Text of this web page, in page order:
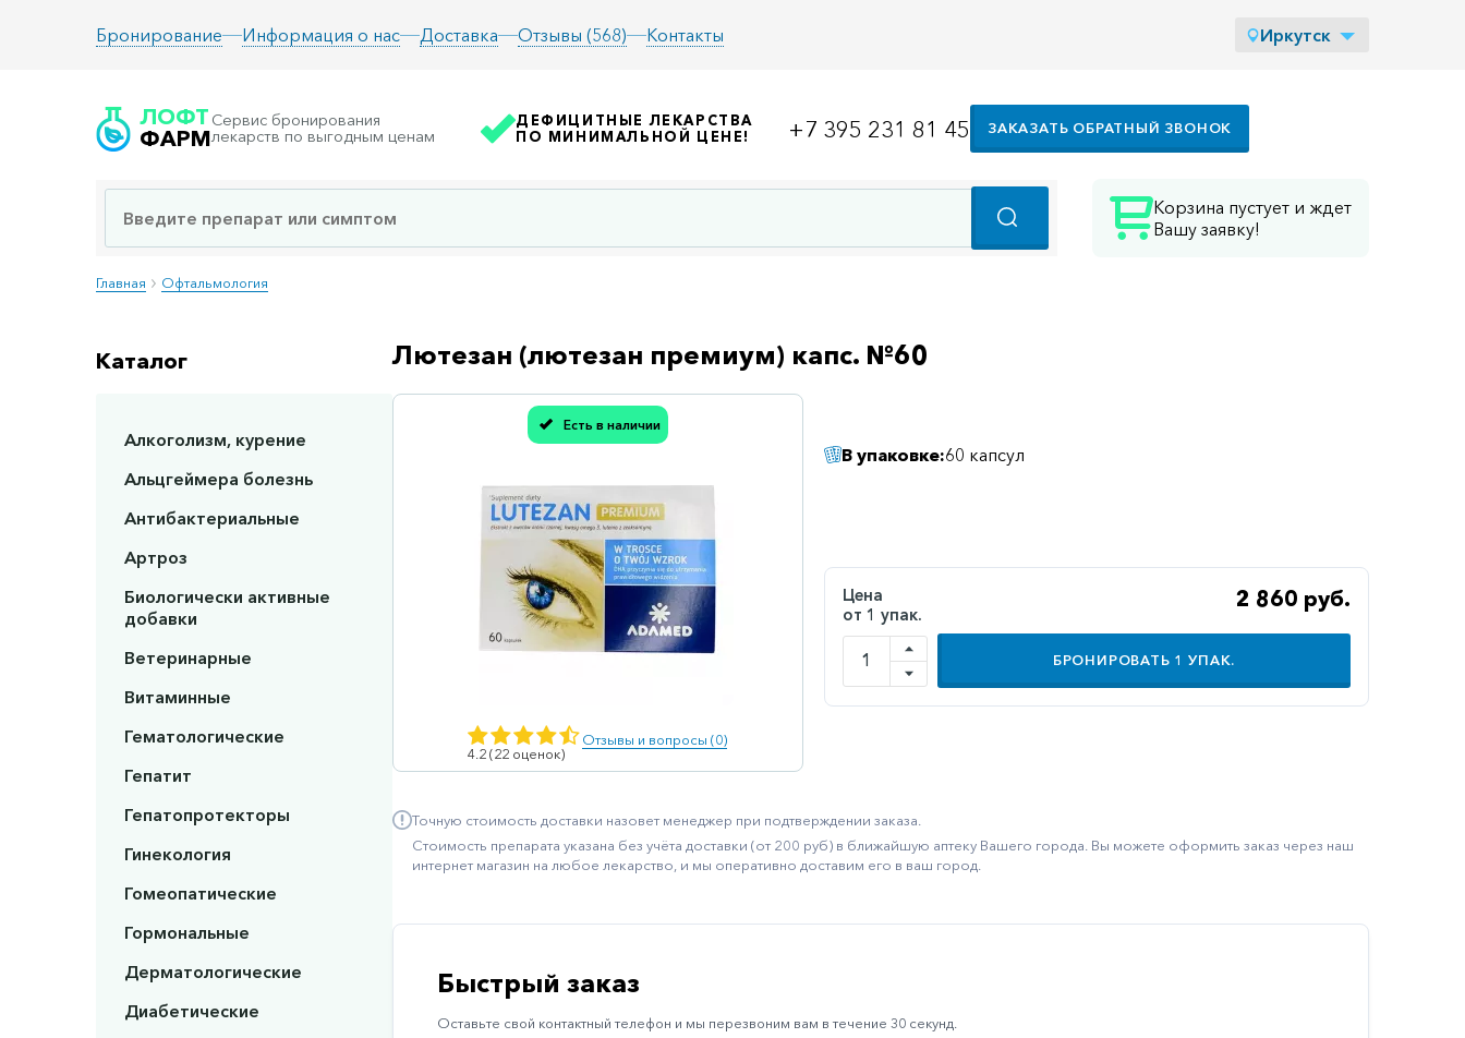
Бронирование Информация о нас Доставка Отзывы (568) Контакты Иркутск
ЛОФТ
ФАРМ
Сервис бронирования
лекарств по выгодным ценам
Корзина пустует и ждет
Вашу заявку!
ДЕФИЦИТНЫЕ ЛЕКАРСТВА
ПО МИНИМАЛЬНОЙ ЦЕНЕ!
+7 395 231 81 45 ЗАКАЗАТЬ ОБРАТНЫЙ ЗВОНОК
Главная Офтальмология
Каталог
Алкоголизм, курение
Альцгеймера болезнь
Антибактериальные
Артроз
Биологически активные
добавки
Ветеринарные
Витаминные
Гематологические
Гепатит
Гепатопротекторы
Гинекология
Гомеопатические
Гормональные
Дерматологические
Диабетические
Лютезан (лютезан премиум) капс. №60
Есть в наличии
4.2 (22 оценок)
Отзывы и вопросы (0)
Спасибо, мы учли Вашу оценку!
В упаковке:60 капсул
Цена
от 1 упак.
2 860 руб.
БРОНИРОВАТЬ 1 УПАК.
Точную стоимость доставки назовет менеджер при подтверждении заказа.
Стоимость препарата указана без учёта доставки (от 200 руб) в ближайшую аптеку Вашего города. Вы можете оформить заказ через наш
интернет магазин на любое лекарство, и мы оперативно доставим его в ваш город.
Быстрый заказ
Оставьте свой контактный телефон и мы перезвоним вам в течение 30 секунд.